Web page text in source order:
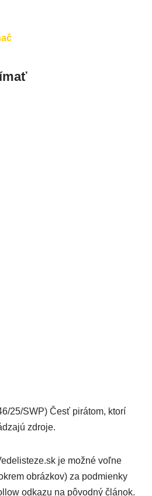
25/SWP) Česť pirátom, ktorí
zdroje.
je možné voľne
obrázkov) za podmienky
odkazu na pôvodný článok.